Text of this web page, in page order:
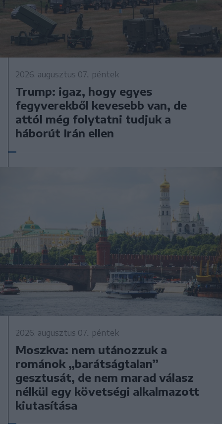
2026. augusztus 07., péntek
Trump: igaz, hogy egyes
fegyverekből kevesebb van, de
attól még folytatni tudjuk a
háborút Irán ellen
2026. augusztus 07., péntek
Moszkva: nem utánozzuk a
románok „barátságtalan”
gesztusát, de nem marad válasz
nélkül egy követségi alkalmazott
kiutasítása